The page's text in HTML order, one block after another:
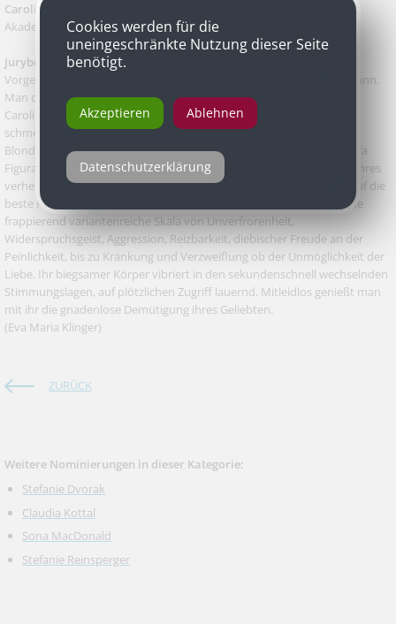
Caroline Peters
Akademietheater
Jurybegründung
Vorgeführt wird, wie ein banaler Plot zum Theaterereignis werden kann.
Man dankt es der überragenden Kunst der Schauspieler, allen voran
Caroline Peters. Eine Viper, die von den roten Zehennägeln in
schmerzenden Luxus-Riemchenschuhen bis zu den gewellten
Blondhaarspitzen versucht, bei einem rundum verpatzten Date „Bella
Figura“ zu machen. Ihre eruptive Spiellust, mit der sie das Dilemma ihres
verheirateten Liebhabers - sie stoßen in einem Restaurant zufällig auf die
beste Freundin seiner Ehefrau - auskostet und ausreizt, umfasst eine
frappierend variantenreiche Skala von Unverfrorenheit,
Widerspruchsgeist, Aggression, Reizbarkeit, diebischer Freude an der
Peinlichkeit, bis zu Kränkung und Verzweiflung ob der Unmöglichkeit der
Liebe. Ihr biegsamer Körper vibriert in den sekundenschnell wechselnden
Stimmungslagen, auf plötzlichen Zugriff lauernd. Mitleidlos genießt man
mit ihr die gnadenlose Demütigung ihres Geliebten.
(Eva Maria Klinger)
ZURÜCK
Weitere Nominierungen in dieser Kategorie:
Stefanie Dvorak
Claudia Kottal
Sona MacDonald
Stefanie Reinsperger
Cookies werden für die
uneingeschränkte Nutzung dieser Seite
benötigt.
Akzeptieren Ablehnen
Datenschutzerklärung